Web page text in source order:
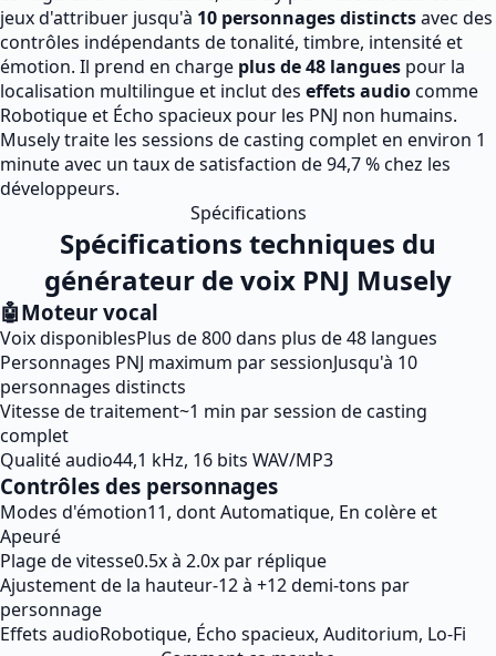
jeux d'attribuer jusqu'à 10 personnages distinctsavec des
contrôles indépendants de tonalité, timbre, intensité et
émotion. Il prend en charge plus de 48 langues pour la
localisation multilingue et inclut des effets audiocomme
Robotique et Écho spacieux pour les PNJ non humains.
Musely traite les sessions de casting complet en environ 1
minute avec un taux de satisfaction de 94,7 % chez les
développeurs.
Spécifications
Spécifications techniques du
générateur de voix PNJ Musely
🤖Moteur vocal
Voix disponiblesPlus de 800 dans plus de 48 langues
Personnages PNJ maximum par sessionJusqu'à 10
personnages distincts
Vitesse de traitement~1 min par session de casting
complet
Qualité audio44,1 kHz, 16 bits WAV/MP3
Contrôles des personnages
Modes d'émotion11, dont Automatique, En colère et
Apeuré
Plage de vitesse0.5x à 2.0x par réplique
Ajustement de la hauteur-12 à +12 demi-tons par
personnage
Effets audioRobotique, Écho spacieux, Auditorium, Lo-Fi